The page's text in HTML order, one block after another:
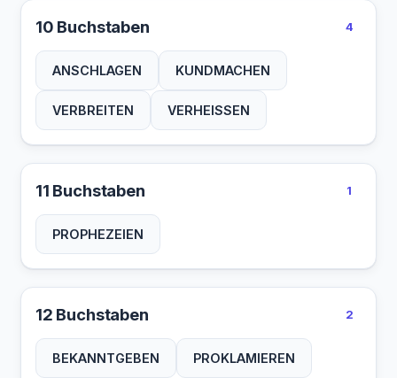
10 Buchstaben 4
ANSCHLAGEN KUNDMACHEN
VERBREITEN VERHEISSEN
11 Buchstaben 1
PROPHEZEIEN
12 Buchstaben 2
BEKANNTGEBEN PROKLAMIEREN